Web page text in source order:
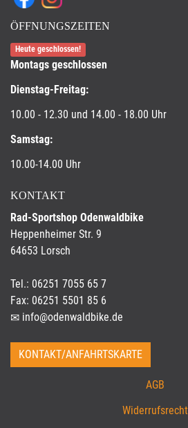
ÖFFNUNGSZEITEN
Heute geschlossen!
Montags geschlossen
Dienstag-Freitag:
10.00 - 12.30 und 14.00 - 18.00 Uhr
Samstag:
10.00-14.00 Uhr
KONTAKT
Rad-Sportshop Odenwaldbike
Heppenheimer Str. 9
64653 Lorsch
Tel.: 06251 7055 65 7
Fax: 06251 5501 85 6
info@odenwaldbike.de
KONTAKT/ANFAHRTSKARTE
AGB
Widerrufsrecht